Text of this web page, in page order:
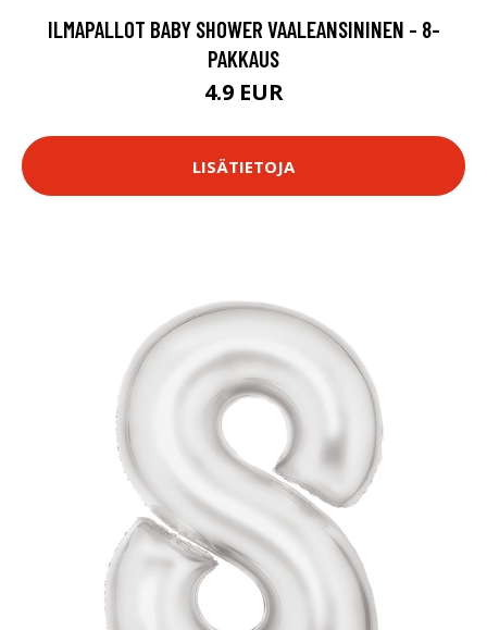
ILMAPALLOT BABY SHOWER VAALEANSININEN - 8-
PAKKAUS
4.9 EUR
LISÄTIETOJA